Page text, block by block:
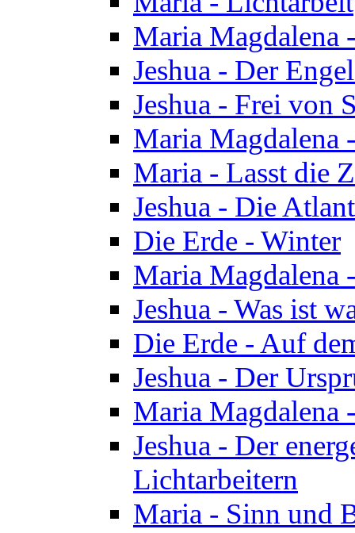
Maria Magdalena
Jeshua - Der
Jeshua - Frei von
Maria Magdalena
Maria - Lasst die
Jeshua - Die
Die Erde - Winter
Maria Magdalena
Jeshua - Was ist
Die Erde - Auf
Jeshua - Der
Maria Magdalena
Jeshua - Der
Lichtarbeitern
Maria - Sinn und